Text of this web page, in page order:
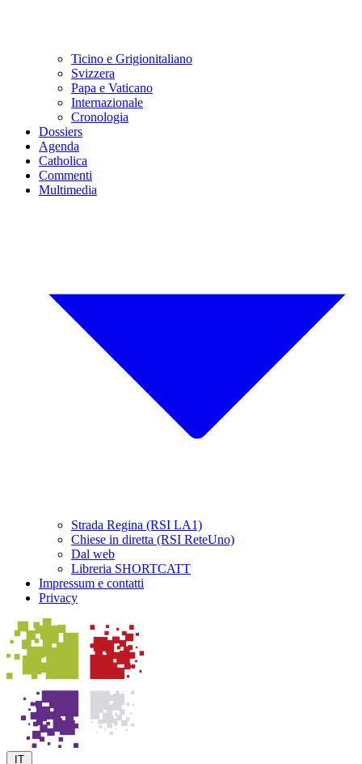
Ticino e Grigionitaliano
Svizzera
Papa e Vaticano
Internazionale
Cronologia
Dossiers
Agenda
Catholica
Commenti
Multimedia
Strada Regina (RSI LA1)
Chiese in diretta (RSI ReteUno)
Dal web
Libreria SHORTCATT
Impressum e contatti
Privacy
IT